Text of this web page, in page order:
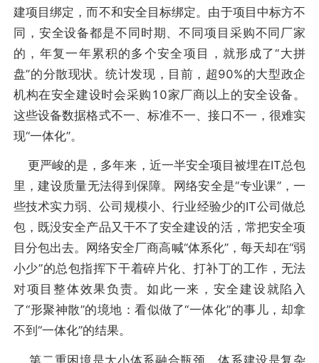
建项目绑定，而不和安全目标绑定。由于项目中标方不
同，安全设备都是不同时期、不同项目采购不同厂家
的，年复一年累积的多个安全项目，就形成了“大拼
盘”的分散现状。统计发现，目前，超90%的大型政企
机构在安全建设时会采购10家厂商以上的安全设备。
这些设备数据格式不一、标准不一、接口不一，很难实
现“一体化”。
更严峻的是，多年来，近一半安全项目被埋在IT总包
里，建设质量无法得到保障。网络安全是“专业课”，一
些技术实力弱、公司规模小、行业经验少的IT公司做总
包，既没安全产品又干不了安全建设的活，常把安全项
目分包出去。网络安全厂商高喊“体系化”，每天却在“弱
小少”的总包指挥下干着碎片化、打补丁的工作，无法
对项目整体效果负责。如此一来，安全建设就陷入
了“形聚神散”的境地：看似做了“一体化”的事儿，却拿
不到“一体化”的结果。
第二重困境是大小体系融合瓶颈。体系建设是复杂